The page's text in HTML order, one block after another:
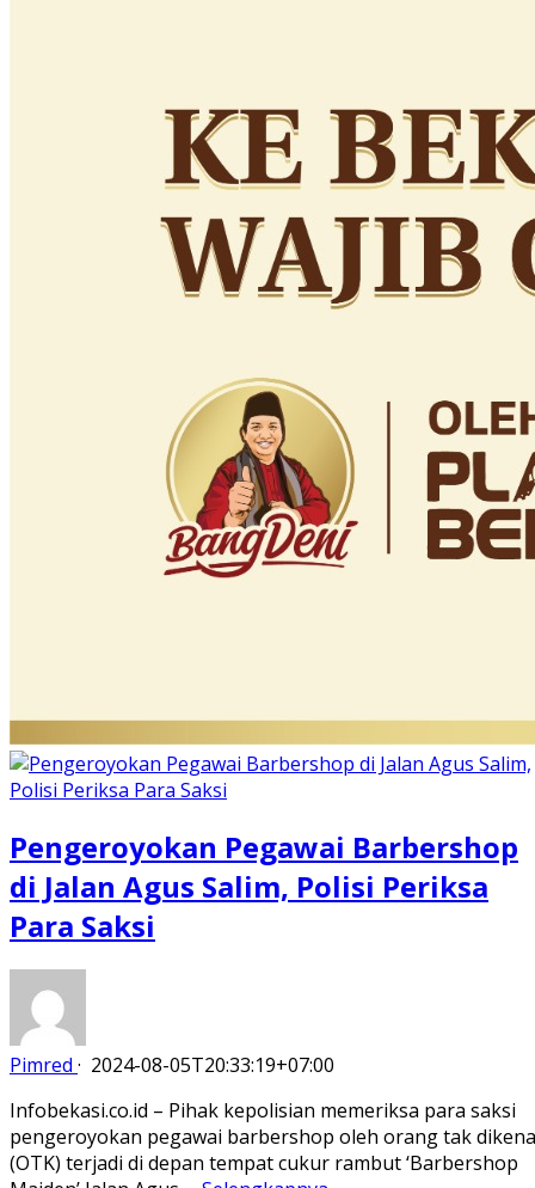
Pengeroyokan Pegawai Barbershop
di Jalan Agus Salim, Polisi Periksa
Para Saksi
Pimred · 2024-08-05T20:33:19+07:00
Infobekasi.co.id – Pihak kepolisian memeriksa para saksi
pengeroyokan pegawai barbershop oleh orang tak
(OTK) terjadi di depan tempat cukur rambut ‘Barbershop